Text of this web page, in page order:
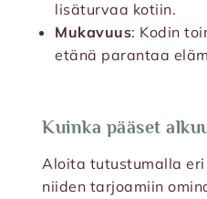
lisäturvaa kotiin.
Mukavuus: Kodin
etänä parantaa
Kuinka pääset
Aloita tutustumalla
niiden tarjoamiin